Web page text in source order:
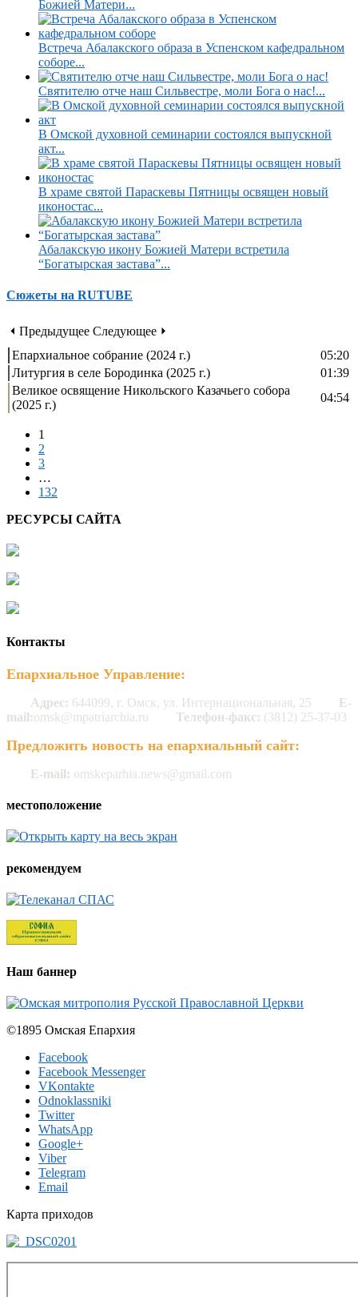
Божией Матери...
Встреча Абалакского образа в Успенском кафедральном
соборе...
Святителю отче наш Сильвестре, моли Бога о нас!...
В Омской духовной семинарии состоялся выпускной
акт...
В храме святой Параскевы Пятницы освящен новый
иконостас...
Абалакскую икону Божией Матери встретила
“Богатырская застава”...
Сюжеты на RUTUBE
⏴ Предыдущее Следующее ⏵
Епархиальное собрание (2024 г.)
05:20
Литургия в селе Бородинка (2025 г.)
01:39
Великое освящение Никольского Казачьего собора
(2025 г.)
04:54
1
2
3
…
132
РЕСУРСЫ САЙТА
Контакты
Епархиальное Управление:
Адрес: 644099, г. Омск, ул. Интернациональная, 25
E-
mail:omsk@mpatriarchia.ru Телефон-факс: (3812) 25-37-03
Предложить новость на епархиальный сайт:
E-mail: omskeparhia.news@gmail.com
местоположение
рекомендуем
Наш баннер
©1895 Омская Епархия
Facebook
Facebook Messenger
VKontakte
Odnoklassniki
Twitter
WhatsApp
Google+
Viber
Telegram
Email
Карта приходов